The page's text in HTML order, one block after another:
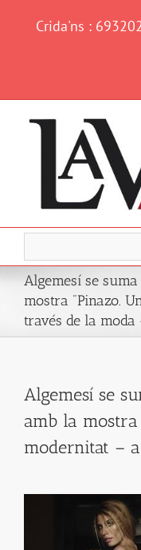
Crida'ns :
Algemesí se
mostra "Pinazo.
través de la moda
Algemesí se
amb la mostra
modernitat –